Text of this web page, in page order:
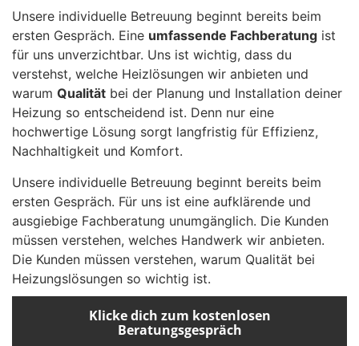
Unsere individuelle Betreuung beginnt bereits beim
ersten Gespräch. Eine umfassende Fachberatung ist
für uns unverzichtbar. Uns ist wichtig, dass du
verstehst, welche Heizlösungen wir anbieten und
warum Qualität bei der Planung und Installation deiner
Heizung so entscheidend ist. Denn nur eine
hochwertige Lösung sorgt langfristig für Effizienz,
Nachhaltigkeit und Komfort.
Unsere individuelle Betreuung beginnt bereits beim
ersten Gespräch. Für uns ist eine aufklärende und
ausgiebige Fachberatung unumgänglich. Die Kunden
müssen verstehen, welches Handwerk wir anbieten.
Die Kunden müssen verstehen, warum Qualität bei
Heizungslösungen so wichtig ist.
Klicke dich zum kostenlosen
Beratungsgespräch